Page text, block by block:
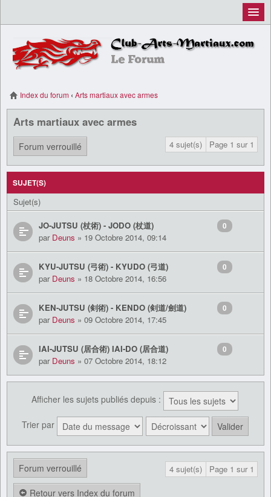
Connexion
Index du forum ‹ Arts martiaux avec armes
Arts martiaux avec armes
Forum verrouillé 4 sujet(s) Page 1 sur 1
SUJET(S)
Sujet(s)
JO-JUTSU (杖術) - JODO (杖道)
par Deuns » 19 Octobre 2014, 09:14
0
KYU-JUTSU (弓術) - KYUDO (弓道)
par Deuns » 18 Octobre 2014, 16:56
0
KEN-JUTSU (剣術) - KENDO (剣道/劍道)
par Deuns » 09 Octobre 2014, 17:45
0
IAI-JUTSU (居合術) IAI-DO (居合道)
par Deuns » 07 Octobre 2014, 18:12
0
Afficher les sujets publiés depuis :
Trier par
Forum verrouillé 4 sujet(s) Page 1 sur 1
Retour vers Index du forum